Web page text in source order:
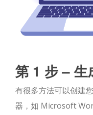
第 1 步 – 生
有很多方法可以创建
器，如 Microsoft